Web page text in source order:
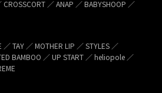
CROSSCORT ／ ANAP ／ BABYSHOOP ／
TAY ／ MOTHER LIP ／ STYLES ／
BAMBOO ／ UP START ／ heliopole ／